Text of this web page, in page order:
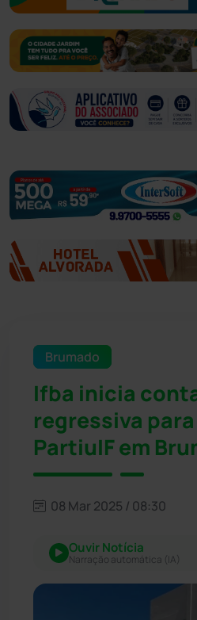
Brumado
Ifba inicia
regressiva
PartiuIF em
08 Mar 2025 / 08:30
Ouvir Notícia
Narração automática (IA)